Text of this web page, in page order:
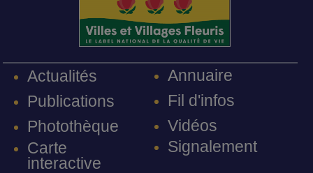
Actualités
Publications
Photothèque
Carte
interactive
Annuaire
Fil d'infos
Vidéos
Signalement